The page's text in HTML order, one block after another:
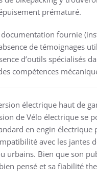
prématuré.
fournie
de témoignages
d’outils spécialisés
compétences
électrique haut de
de Vélo électrique se
en engin
avec les jantes
urbains. Bien que son
pensé et sa fiabilité